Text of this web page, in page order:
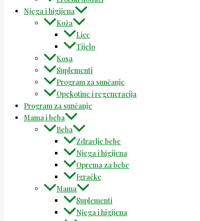
Njega i higijena
Koža
Lice
Tijelo
Kosa
Suplementi
Program za sunčanje
Opekotine i regeneracija
Program za sunčanje
Mama i beba
Beba
Zdravlje bebe
Njega i higijena
Oprema za bebe
Igračke
Mama
Suplementi
Njega i higijena